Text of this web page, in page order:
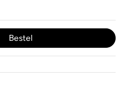
Bestel